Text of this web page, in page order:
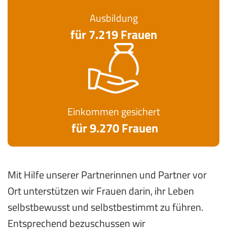
Ausbildung
für 7.219 Frauen
Einkommen gesichert
für 9.270 Frauen
Mit Hilfe unserer Partnerinnen und Partner vor
Ort unterstützen wir Frauen darin, ihr Leben
selbstbewusst und selbstbestimmt zu führen.
Entsprechend bezuschussen wir